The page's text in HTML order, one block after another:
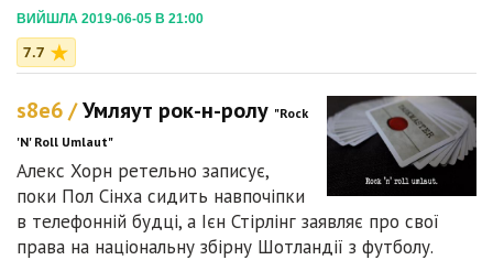
ВИЙШЛА 2019-06-05 В 21:00
7.7
s8e6 /Умляут рок-н-ролу "Rock
'N' Roll Umlaut"
Алекс Хорн ретельно записує,
поки Пол Сінха сидить навпочіпки
в телефонній будці, а Ієн Стірлінг заявляє про свої
права на національну збірну Шотландії з футболу.